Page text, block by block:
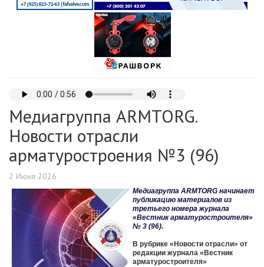
Медиагруппа ARMTORG.
Новости отрасли
арматуростроения №3 (96)
2 Июня 2026
Медиагруппа ARMTORG начинает
публикацию материалов из
третьего номера журнала
«Вестник арматуростроителя»
№ 3 (96).
В рубрике «Новости отрасли» от
редакции журнала «Вестник
арматуростроителя»